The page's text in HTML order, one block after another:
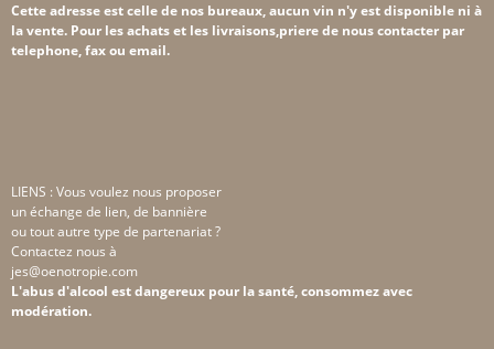
Cette adresse est celle de nos bureaux, aucun vin n'y est disponible ni à
la vente. Pour les achats et les livraisons,priere de nous contacter par
telephone, fax ou email.
LIENS : Vous voulez nous proposer
un échange de lien, de bannière
ou tout autre type de partenariat ?
Contactez nous à
jes@oenotropie.com
L'abus d'alcool est dangereux pour la santé, consommez avec
modération.